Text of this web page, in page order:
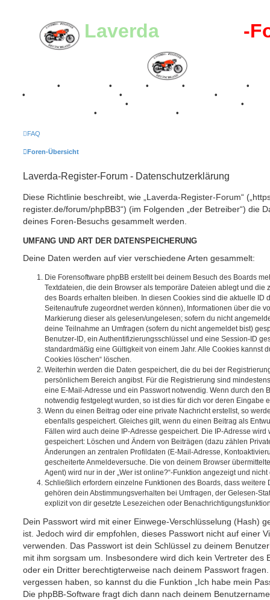
Laverda-Register -
• • • • •
•
•
•
•
•
• •
FAQ
Foren-Übersicht
Laverda-Register-Forum - Datenschutzerklärung
Diese Richtlinie beschreibt, wie „Laverda-Register-Forum“
register.de/forum/phpBB3“) (im Folgenden „der Betreiber“) die
deines Foren-Besuchs gesammelt werden.
UMFANG UND ART DER DATENSPEICHERUNG
Deine Daten werden auf vier verschiedene Arten gesammelt:
Die Forensoftware phpBB erstellt bei deinem Besuch des Boards
Textdateien, die dein Browser als temporäre Dateien ablegt und die
des Boards erhalten bleiben. In diesen Cookies sind die aktuelle ID
Seitenaufrufe zugeordnet werden können), Informationen über die
Markierung dieser als gelesen/ungelesen; sofern du nicht
deine Teilnahme an Umfragen (sofern du nicht angemeldet bist)
Benutzer-ID, ein Authentifizierungsschlüssel und eine Session-ID
standardmäßig eine Gültigkeit von einem Jahr. Alle Cookies kannst
Cookies löschen“ löschen.
Weiterhin werden die Daten gespeichert, die du bei der
persönlichem Bereich angibst. Für die Registrierung sind
eine E-Mail-Adresse und ein Passwort notwendig. Wenn durch den
notwendig festgelegt wurden, so ist dies für dich vor deren Eingabe
Wenn du einen Beitrag oder eine private Nachricht erstellst, so
ebenfalls gespeichert. Gleiches gilt, wenn du einen Beitrag als
Fällen wird auch deine IP-Adresse gespeichert. Die IP-Adresse
gespeichert: Löschen und Ändern von Beiträgen (dazu zählen
Änderungen an zentralen Profildaten (E-Mail-Adresse,
gescheiterte Anmeldeversuche. Die von deinem Browser
Agent) wird nur in der „Wer ist online?“-Funktion angezeigt und
Schließlich erfordern einzelne Funktionen des Boards, dass weitere
gehören dein Abstimmungsverhalten bei Umfragen, der Gelesen-
explizit von dir gesetzte Lesezeichen oder
Dein Passwort wird mit einer Einwege-Verschlüsselung (Hash)
ist. Jedoch wird dir empfohlen, dieses Passwort nicht auf einer
verwenden. Das Passwort ist dein Schlüssel zu deinem
mit ihm sorgsam um. Insbesondere wird dich kein Vertreter des
oder ein Dritter berechtigterweise nach deinem Passwort
vergessen haben, so kannst du die Funktion „Ich habe mein
Die phpBB-Software fragt dich dann nach deinem